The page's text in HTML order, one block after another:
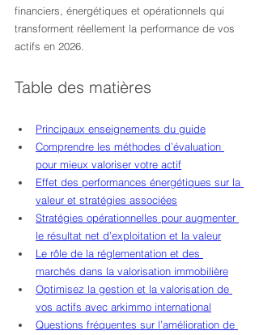
financiers, énergétiques et opérationnels qui
transforment réellement la performance de vos
actifs en 2026.
Table des matières
Principaux enseignements du guide
Comprendre les méthodes d’évaluation
pour mieux valoriser votre actif
Effet des performances énergétiques sur la
valeur et stratégies associées
Stratégies opérationnelles pour augmenter
le résultat net d’exploitation et la valeur
Le rôle de la réglementation et des
marchés dans la valorisation immobilière
Optimisez la gestion et la valorisation de
vos actifs avec arkimmo international
Questions fréquentes sur l’amélioration de